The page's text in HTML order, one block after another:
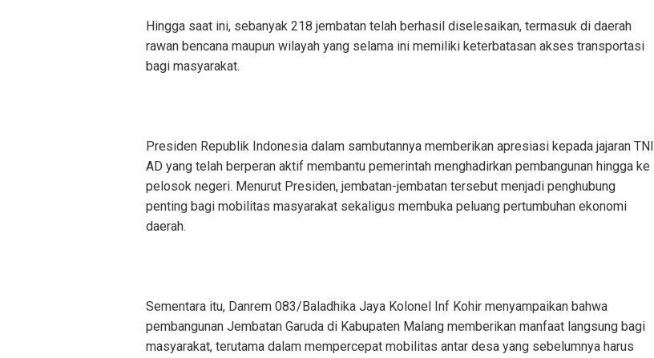
Hingga saat ini, sebanyak 218 jembatan telah berhasil diselesaikan, termasuk di daerah
rawan bencana maupun wilayah yang selama ini memiliki keterbatasan akses transportasi
bagi masyarakat.
Presiden Republik Indonesia dalam sambutannya memberikan apresiasi kepada jajaran TNI
AD yang telah berperan aktif membantu pemerintah menghadirkan pembangunan hingga ke
pelosok negeri. Menurut Presiden, jembatan-jembatan tersebut menjadi penghubung
penting bagi mobilitas masyarakat sekaligus membuka peluang pertumbuhan ekonomi
daerah.
Sementara itu, Danrem 083/Baladhika Jaya Kolonel Inf Kohir menyampaikan bahwa
pembangunan Jembatan Garuda di Kabupaten Malang memberikan manfaat langsung bagi
masyarakat, terutama dalam mempercepat mobilitas antar desa yang sebelumnya harus